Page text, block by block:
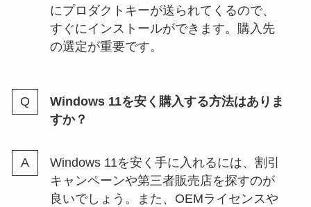
にプロダクトキーが送られてくるので、
すぐにインストールができます。購入先
の選定が重要です。
Windows 11を安く購入する方法はありま
すか？
Windows 11を安く手に入れるには、割引
キャンペーンや第三者販売店を探すのが
良いでしょう。また、OEMライセンスや